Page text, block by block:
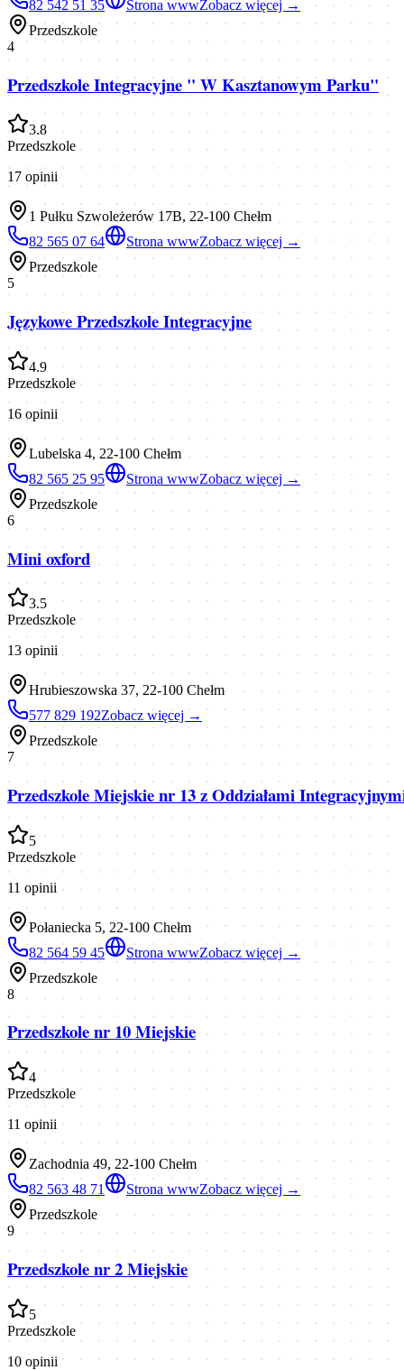
82 542 51 35 Strona wwwZobacz więcej →
Przedszkole
4
Przedszkole Integracyjne " W Kasztanowym Parku"
3.8
Przedszkole
17 opinii
1 Pułku Szwoleżerów 17B, 22-100 Chełm
82 565 07 64
Strona wwwZobacz więcej →
Przedszkole
5
Językowe Przedszkole Integracyjne
4.9
Przedszkole
16 opinii
Lubelska 4, 22-100 Chełm
82 565 25 95
Strona wwwZobacz więcej →
Przedszkole
6
Mini oxford
3.5
Przedszkole
13 opinii
Hrubieszowska 37, 22-100 Chełm
577 829 192Zobacz więcej →
Przedszkole
7
Przedszkole Miejskie nr 13 z Oddziałami
5
Przedszkole
11 opinii
Połaniecka 5, 22-100 Chełm
82 564 59 45
Strona wwwZobacz więcej →
Przedszkole
8
Przedszkole nr 10 Miejskie
4
Przedszkole
11 opinii
Zachodnia 49, 22-100 Chełm
82 563 48 71
Strona wwwZobacz więcej →
Przedszkole
9
Przedszkole nr 2 Miejskie
5
Przedszkole
10 opinii